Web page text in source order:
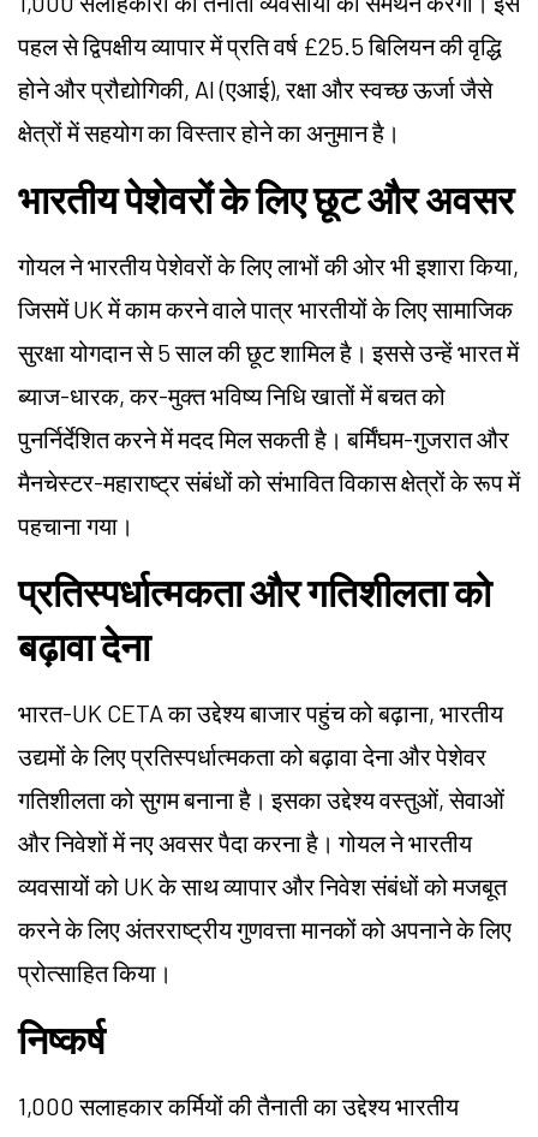
पहल से द्विपक्षीय व्यापार में प्रति वर्ष £25.5 बिलियन की वृद्धि
होने और प्रौद्योगिकी, AI (एआई), रक्षा और स्वच्छ ऊर्जा जैसे
क्षेत्रों में सहयोग का विस्तार होने का अनुमान है।
भारतीय पेशेवरों के लिए छूट और अवसर
गोयल ने भारतीय पेशेवरों के लिए लाभों की ओर भी इशारा किया,
जिसमें UK में काम करने वाले पात्र भारतीयों के लिए सामाजिक
सुरक्षा योगदान से 5 साल की छूट शामिल है। इससे उन्हें भारत में
ब्याज-धारक, कर-मुक्त भविष्य निधि खातों में बचत को
पुनर्निर्देशित करने में मदद मिल सकती है। बर्मिंघम-गुजरात और
मैनचेस्टर-महाराष्ट्र संबंधों को संभावित विकास क्षेत्रों के रूप में
पहचाना गया।
प्रतिस्पर्धात्मकता और गतिशीलता को
बढ़ावा देना
भारत-UK CETA का उद्देश्य बाजार पहुंच को बढ़ाना, भारतीय
उद्यमों के लिए प्रतिस्पर्धात्मकता को बढ़ावा देना और पेशेवर
गतिशीलता को सुगम बनाना है। इसका उद्देश्य वस्तुओं, सेवाओं
और निवेशों में नए अवसर पैदा करना है। गोयल ने भारतीय
व्यवसायों को UK के साथ व्यापार और निवेश संबंधों को मजबूत
करने के लिए अंतरराष्ट्रीय गुणवत्ता मानकों को अपनाने के लिए
प्रोत्साहित किया।
निष्कर्ष
1,000 सलाहकार कर्मियों की तैनाती का उद्देश्य भारतीय